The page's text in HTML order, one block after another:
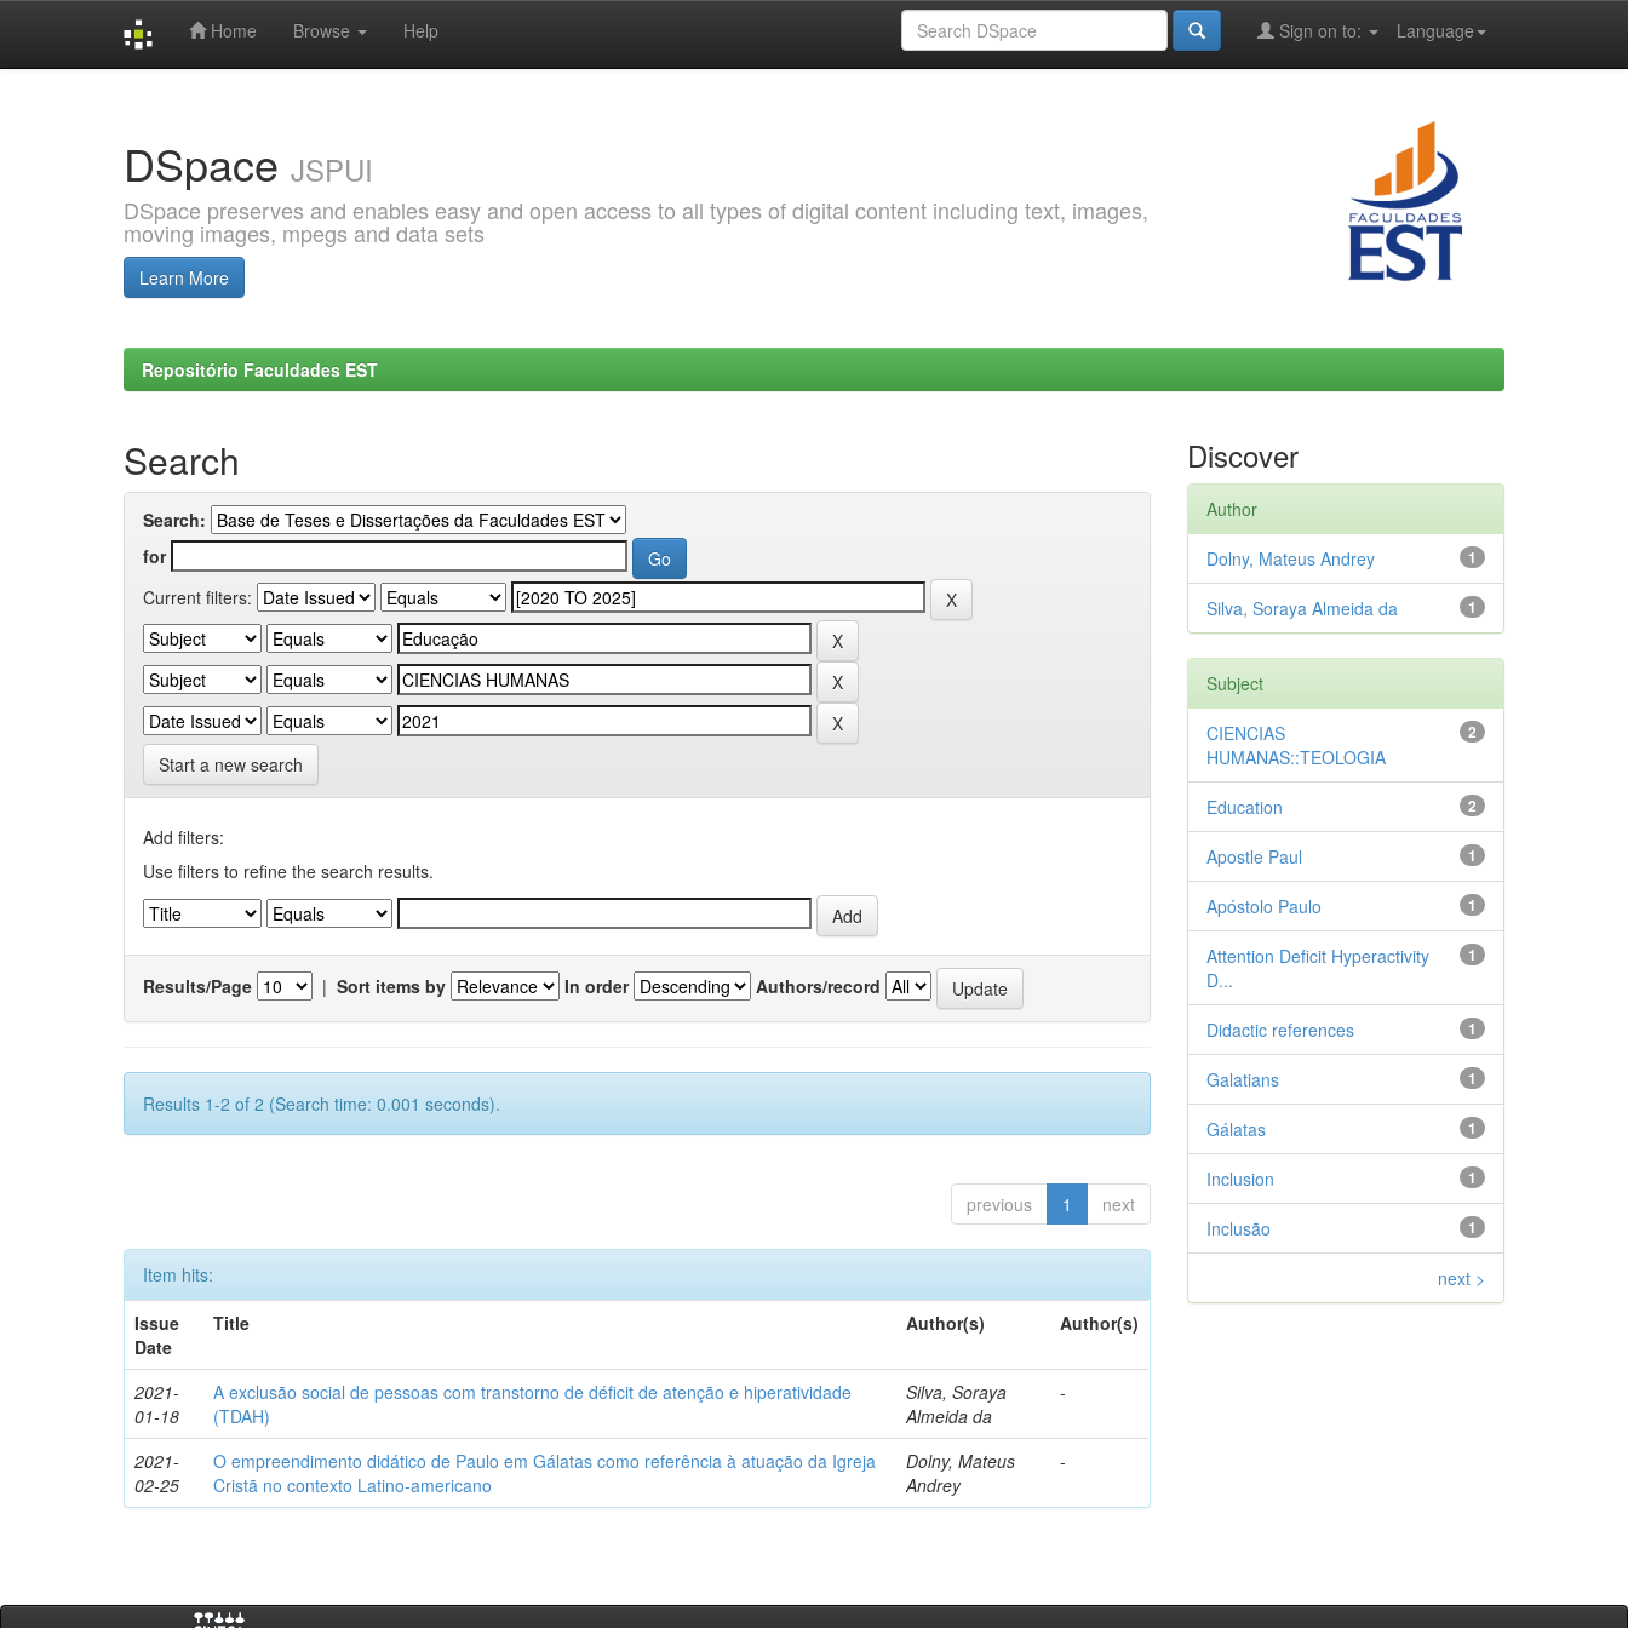
Home Browse Help Language
Sign on to:
DSpace JSPUI
DSpace preserves and enables easy and open access to all types of digital content including text, images,
moving images, mpegs and data sets
Learn More
Repositório Faculdades EST
Search
Search:
for
Current filters:
Start a new search
Add filters:
Use filters to refine the search results.
Results/Page | Sort items by In order Authors/record
Results 1-2 of 2 (Search time: 0.001 seconds).
previous 1 next
Item hits:
Issue
Date
Title Author(s) Author(s)
2021-
01-18
A exclusão social de pessoas com transtorno de déficit de atenção e hiperatividade
(TDAH)
Silva, Soraya
Almeida da
-
2021-
02-25
O empreendimento didático de Paulo em Gálatas como referência à atuação da Igreja
Cristã no contexto Latino-americano
Dolny, Mateus
Andrey
-
Discover
Author
1
Dolny, Mateus Andrey
1
Silva, Soraya Almeida da
Subject
2
CIENCIAS
HUMANAS::TEOLOGIA
2
Education
1
Apostle Paul
1
Apóstolo Paulo
1
Attention Deficit Hyperactivity
D...
1
Didactic references
1
Galatians
1
Gálatas
1
Inclusion
1
Inclusão
next >